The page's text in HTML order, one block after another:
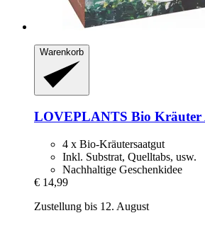
Warenkorb
LOVEPLANTS Bio Kräuter
4 x Bio-Kräutersaatgut
Inkl. Substrat, Quelltabs, usw.
Nachhaltige Geschenkidee
€ 14,99
Zustellung bis 12. August